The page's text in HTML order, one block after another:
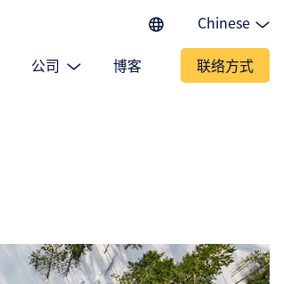
English (EU)
English (IN)
Chinese
公司 博客 联络方式